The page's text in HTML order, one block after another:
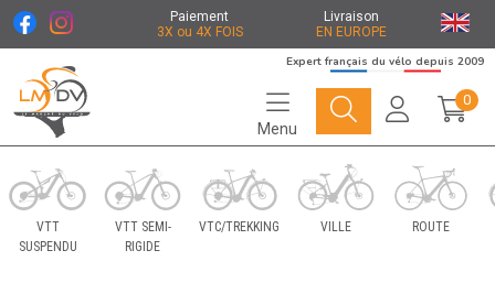
Paiement
3X ou 4X FOIS
Livraison
EN EUROPE
Le Marché du Vélo Votre distributeurs de vélo
Expert français du vélo depuis 2009
Menu
0
VTT
SUSPENDU
VTT SEMI-
RIGIDE
VTC/TREKKING VILLE ROUTE